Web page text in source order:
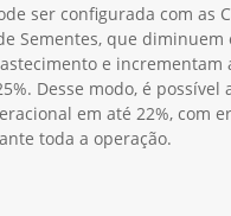
ser configurada com as
Sementes, que diminuem
e incrementam
Desse modo, é possível
em até 22%, com
toda a operação.